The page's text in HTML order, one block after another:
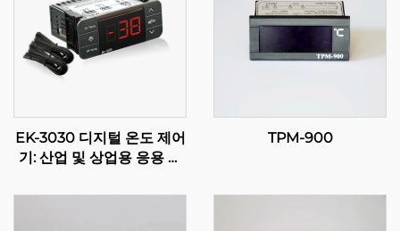
EK-3030 디지털 온도 제어
기: 산업 및 상업용 응용 프
절
TPM-900